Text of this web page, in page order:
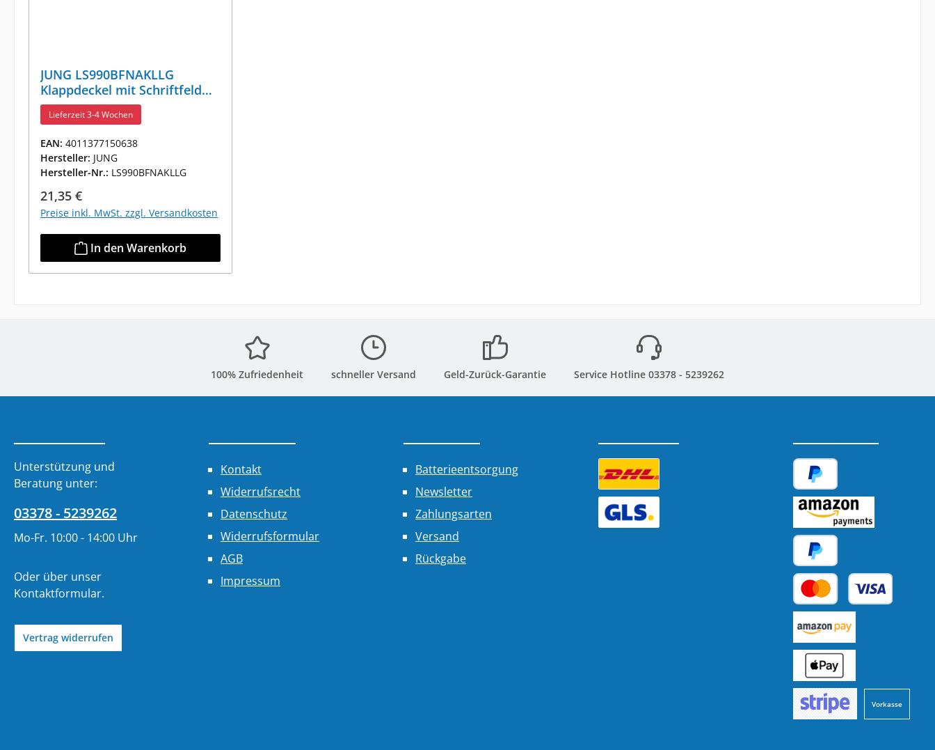
JUNG LS990BFNAKLLG
Klappdeckel mit Schriftfeld
Lichtgrau
Lieferzeit 3-4 Wochen
EAN: 4011377150638
Hersteller: JUNG
Hersteller-Nr.: LS990BFNAKLLG
Regulärer Preis:
21,35 €
Preise inkl. MwSt. zzgl. Versandkosten
In den Warenkorb
100% Zufriedenheit schneller Versand Geld-Zurück-Garantie Service Hotline 03378 - 5239262
Unterstützung und
Beratung unter:
03378 - 5239262
Mo-Fr. 10:00 - 14:00 Uhr
Oder über unser
Kontaktformular.
Vertrag widerrufen
Kontakt
Widerrufsrecht
Datenschutz
Widerrufsformular
AGB
Impressum
Batterieentsorgung
Newsletter
Zahlungsarten
Versand
Rückgabe
Benutzerdefiniertes Bild 1 PayPal
Amazon Pay
Später Bezahlen
Kredit- oder Debitkarte
Vorkasse
Benutzerdefiniertes Bild 1
Benutzerdefiniertes Bild 2